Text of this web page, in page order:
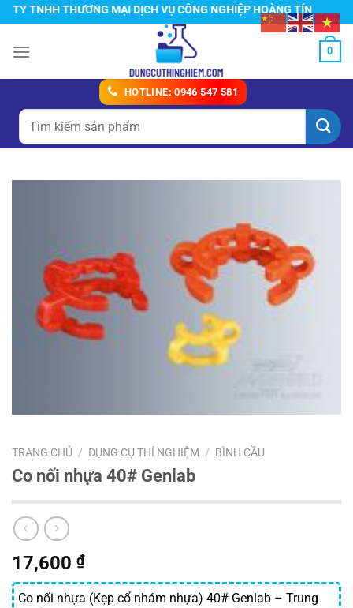
Chuyển
đến
nội
TNHH THƯƠNG MẠI DỊCH VỤ CÔNG NGHIỆP HOÀNG TÍN
0
HOTLINE: 0946 547 581
Tìm
kiếm:
TRANG CHỦ / DỤNG CỤ THÍ NGHIỆM / BÌNH CẦU
Co nối nhựa 40# Genlab
17,600 ₫
Co nối nhựa (Kẹp cổ nhám nhựa) 40# Genlab – Trung